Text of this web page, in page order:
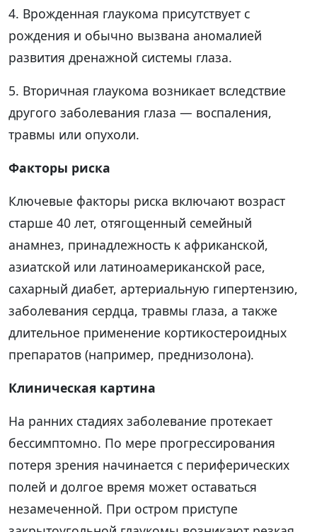
4. Врожденная глаукома присутствует с
рождения и обычно вызвана аномалией
развития дренажной системы глаза.
5. Вторичная глаукома возникает вследствие
другого заболевания глаза — воспаления,
травмы или опухоли.
Факторы риска
Ключевые факторы риска включают возраст
старше 40 лет, отягощенный семейный
анамнез, принадлежность к африканской,
азиатской или латиноамериканской расе,
сахарный диабет, артериальную гипертензию,
заболевания сердца, травмы глаза, а также
длительное применение кортикостероидных
препаратов (например, преднизолона).
Клиническая картина
На ранних стадиях заболевание протекает
бессимптомно. По мере прогрессирования
потеря зрения начинается с периферических
полей и долгое время может оставаться
незамеченной. При остром приступе